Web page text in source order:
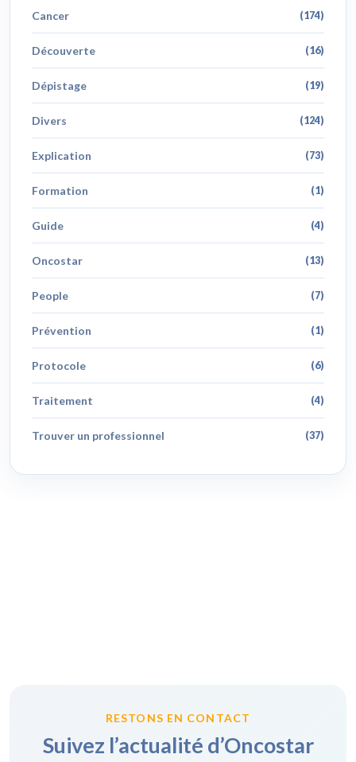
Cancer (174)
Découverte (16)
Dépistage (19)
Divers (124)
Explication (73)
Formation (1)
Guide (4)
Oncostar (13)
People (7)
Prévention (1)
Protocole (6)
Traitement (4)
Trouver un professionnel (37)
RESTONS EN CONTACT
Suivez l’actualité d’Oncostar